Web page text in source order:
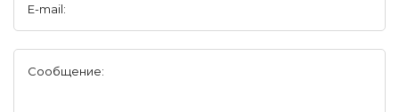
E-mail:
Сообщение: